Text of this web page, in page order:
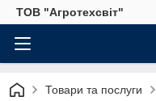
ТОВ "Агротехсвіт"
Товари та послуги